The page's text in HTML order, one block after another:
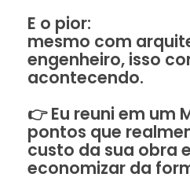
E o pior:
mesmo com
engenheiro, isso
acontecendo.
👉 Eu reuni em um
pontos que
custo da sua obra
economizar da